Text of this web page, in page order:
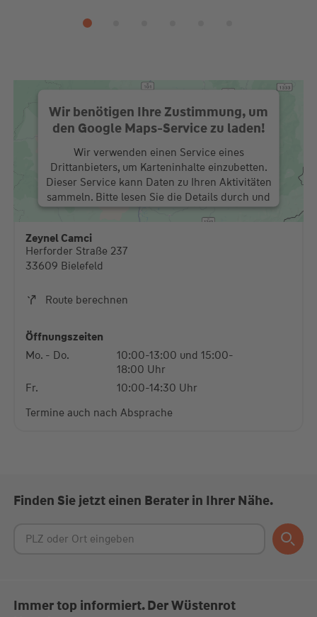
Wir benötigen Ihre Zustimmung, um
den Google Maps-Service zu laden!
Wir verwenden einen Service eines
Drittanbieters, um Karteninhalte einzubetten.
Dieser Service kann Daten zu Ihren Aktivitäten
sammeln. Bitte lesen Sie die Details durch und
stimmen Sie der Nutzung des Service zu, um
diese Karte anzuzeigen.
Mehr Informationen
Zeynel Camci
Herforder Straße 237
33609 Bielefeld
Route berechnen
Öffnungszeiten
Mo. - Do.
10:00-13:00 und 15:00-
18:00 Uhr
Fr.
10:00-14:30 Uhr
Termine auch nach Absprache
Finden Sie jetzt einen Berater in Ihrer Nähe.
Immer top informiert. Der Wüstenrot